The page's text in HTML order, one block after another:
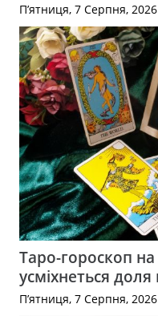
П’ятниця, 7 Серпня, 2026
Таро-гороскоп
усміхнеться
П’ятниця, 7 Серпня, 2026